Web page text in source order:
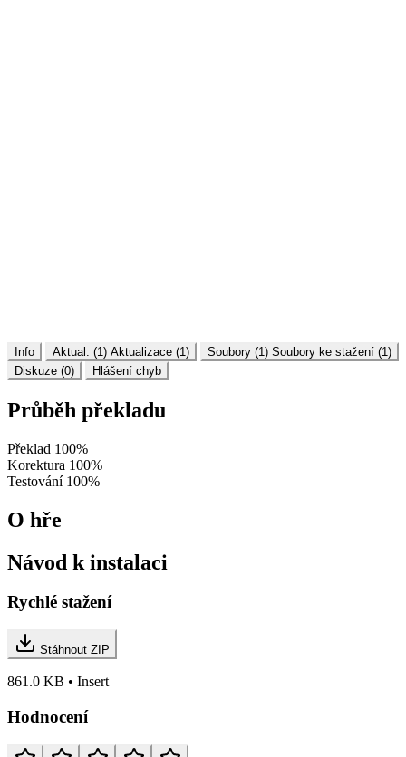
Info Aktual. (1) Aktualizace (1) Soubory (1) Soubory ke stažení (1)
Diskuze (0)
Hlášení chyb
Průběh překladu
Překlad 100%
Korektura 100%
Testování 100%
O hře
Návod k instalaci
Rychlé stažení
Stáhnout ZIP
861.0 KB • Insert
Hodnocení